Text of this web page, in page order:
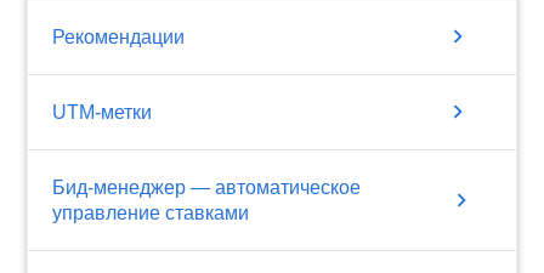
Рекомендации chevron_right
UTM-метки chevron_right
Бид-менеджер — автоматическое
управление ставками
chevron_right